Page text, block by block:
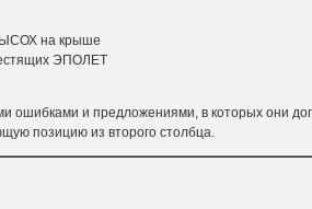
на крыше
ЭПОЛЕТ
ошибками и предложениями, в кото­рых они
по­зицию из второго столбца.